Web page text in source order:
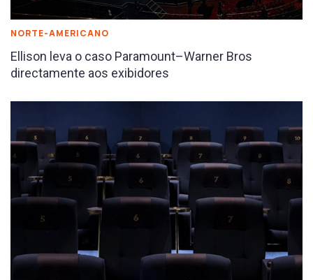
NORTE-AMERICANO
Ellison leva o caso Paramount–Warner Bros
directamente aos exibidores